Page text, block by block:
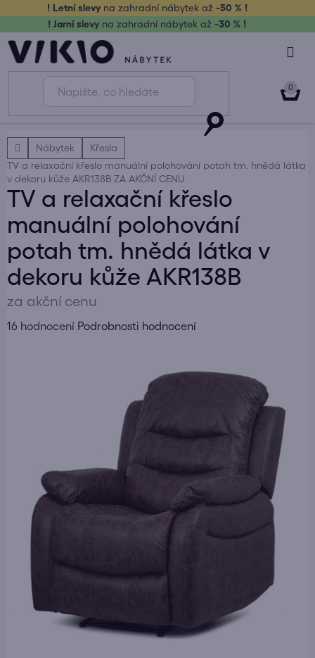
obsah
! Letní slevy na zahradní nábytek až-50 % !
! Jarní slevy na zahradní nábytek až -30 % !
DomůNábytek
Křesla
TV a relaxační křeslo manuální polohování potah tm. hnědá látka
v dekoru kůže AKR138B ZA AKČNÍ CENU
TV a relaxační křeslo
manuální polohování
potah tm. hnědá látka v
dekoru kůže AKR138B
za akční cenu
Průměrné
16 hodnocení Podrobnosti hodnocení